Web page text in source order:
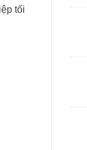
tối